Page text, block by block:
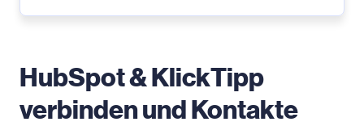
HubSpot & KlickTipp
verbinden und Kontakte